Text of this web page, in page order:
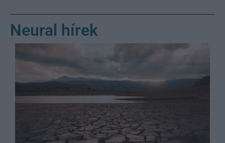
Neural hírek